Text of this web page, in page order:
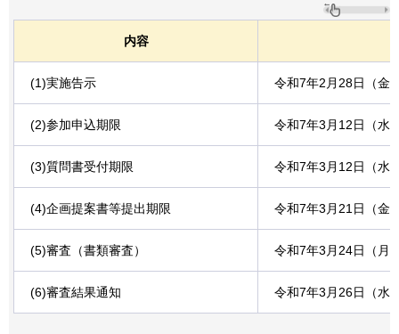
内容
(1)実施告示 令和7年2月28日（金
(2)参加申込期限 令和7年3月12日（水
(3)質問書受付期限 令和7年3月12日（水
(4)企画提案書等提出期限 令和7年3月21日（金
(5)審査（書類審査） 令和7年3月24日（月
(6)審査結果通知 令和7年3月26日（水